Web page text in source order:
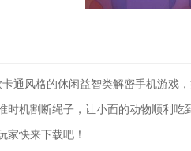
通风格的休闲益智类解密手机游戏
时机割断绳子，让小面的动物顺利
家快来下载吧！